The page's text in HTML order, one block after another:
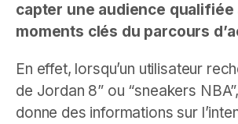
capter une audience qualifiée
moments clés du parcours
En effet, lorsqu’un utilisateur
de Jordan 8” ou “sneakers
donne des informations sur